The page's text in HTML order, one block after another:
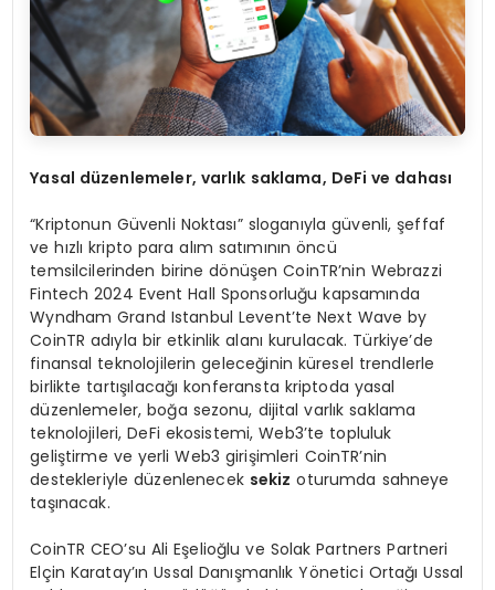
Yasal düzenlemeler, varlık saklama, DeFi ve dahası
“Kriptonun Güvenli Noktası” sloganıyla güvenli, şeffaf
ve hızlı kripto para alım satımının öncü
temsilcilerinden birine dönüşen CoinTR’nin Webrazzi
Fintech 2024 Event Hall Sponsorluğu kapsamında
Wyndham Grand Istanbul Levent’te Next Wave by
CoinTR adıyla bir etkinlik alanı kurulacak. Türkiye’de
finansal teknolojilerin geleceğinin küresel trendlerle
birlikte tartışılacağı konferansta kriptoda yasal
düzenlemeler, boğa sezonu, dijital varlık saklama
teknolojileri, DeFi ekosistemi, Web3’te topluluk
geliştirme ve yerli Web3 girişimleri CoinTR’nin
destekleriyle düzenlenecek sekiz oturumda sahneye
taşınacak.
CoinTR CEO’su Ali Eşelioğlu ve Solak Partners Partneri
Elçin Karatay’ın Ussal Danışmanlık Yönetici Ortağı Ussal